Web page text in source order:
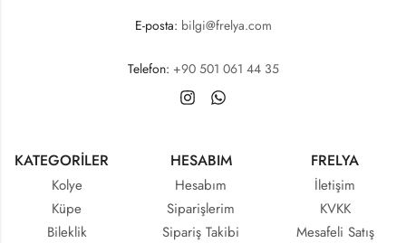
E-posta: bilgi@frelya.com
Telefon: +90 501 061 44 35
KATEGORİLER
Kolye
Küpe
Bileklik
HESABIM
Hesabım
Siparişlerim
Sipariş Takibi
FRELYA
İletişim
KVKK
Mesafeli Satış